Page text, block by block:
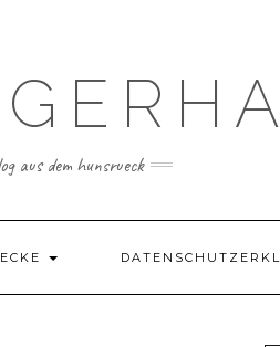
aus dem hunsrueck